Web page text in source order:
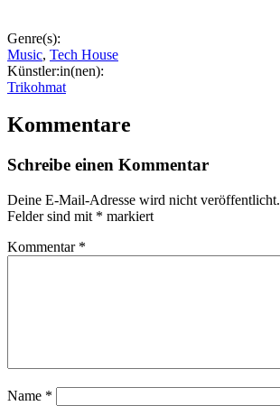
Genre(s):
Music, Tech House
Künstler:in(nen):
Trikohmat
Kommentare
Schreibe einen Kommentar
Deine E-Mail-Adresse wird nicht veröffentlicht.
Felder sind mit * markiert
Kommentar *
Name *